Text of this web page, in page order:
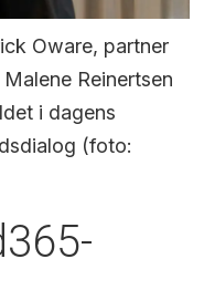
Oware, partner
Reinertsen
i dagens
(foto: